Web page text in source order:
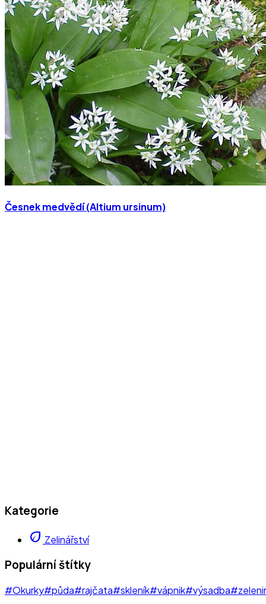
Česnek medvědí (Altium ursinum)
Kategorie
eco Zelinářství
Populární štítky
#Okurky#půda#rajčata#skleník#vápnik#výsadba